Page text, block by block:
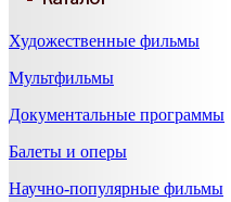
Художественные фильмы
Мультфильмы
Документальные программы
Балеты и оперы
Научно-популярные фильмы